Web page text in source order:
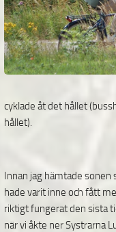
cyklade åt det hållet
hållet).
Innan jag hämtade sonen
hade varit inne och fått
riktigt fungerat den sista
när vi åkte ner Systrarna